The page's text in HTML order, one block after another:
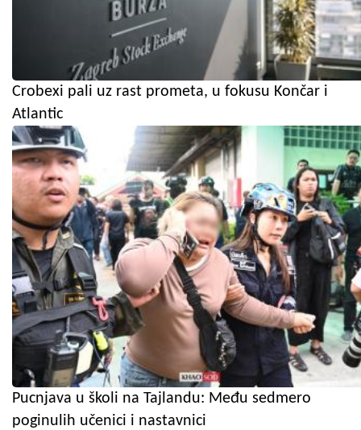
Crobexi pali uz rast prometa, u fokusu Končar i
Atlantic
Pucnjava u školi na Tajlandu: Među sedmero
poginulih učenici i nastavnici